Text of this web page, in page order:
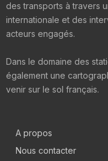
des transports à travers
internationale et des
acteurs engagés.
Dans le domaine des
également une
venir sur le sol français.
A propos
Nous contacter